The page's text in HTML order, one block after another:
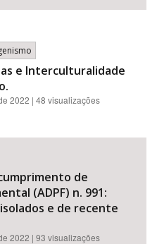
e Interculturalidade
2022 | 48 visualizações
de
(ADPF) n. 991:
e de recente
2022 | 93 visualizações